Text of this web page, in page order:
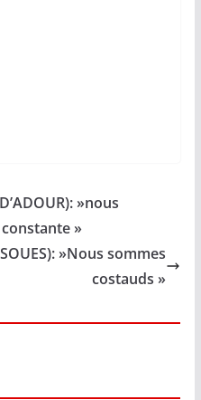
»nous
»
»Nous sommes
costauds »